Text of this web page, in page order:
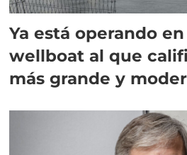
Ya está operando
wellboat al que
más grande y